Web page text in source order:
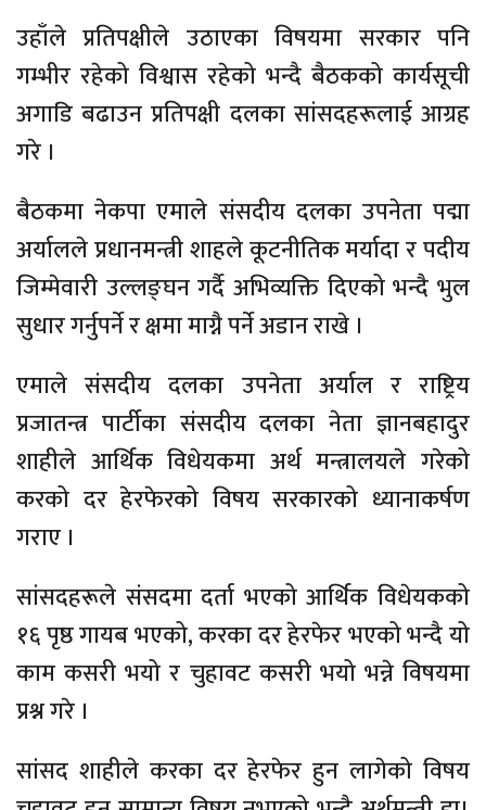
उहाँले प्रतिपक्षीले उठाएका विषयमा सरकार पनि
गम्भीर रहेको विश्वास रहेको भन्दै बैठकको कार्यसूची
अगाडि बढाउन प्रतिपक्षी दलका सांसदहरूलाई आग्रह
गरे ।
बैठकमा नेकपा एमाले संसदीय दलका उपनेता पद्मा
अर्यालले प्रधानमन्त्री शाहले कूटनीतिक मर्यादा र पदीय
जिम्मेवारी उल्लङ्घन गर्दै अभिव्यक्ति दिएको भन्दै भुल
सुधार गर्नुपर्ने र क्षमा माग्नै पर्ने अडान राखे ।
एमाले संसदीय दलका उपनेता अर्याल र राष्ट्रिय
प्रजातन्त्र पार्टीका संसदीय दलका नेता ज्ञानबहादुर
शाहीले आर्थिक विधेयकमा अर्थ मन्त्रालयले गरेको
करको दर हेरफेरको विषय सरकारको ध्यानाकर्षण
गराए ।
सांसदहरूले संसदमा दर्ता भएको आर्थिक विधेयकको
१६ पृष्ठ गायब भएको, करका दर हेरफेर भएको भन्दै यो
काम कसरी भयो र चुहावट कसरी भयो भन्ने विषयमा
प्रश्न गरे ।
सांसद शाहीले करका दर हेरफेर हुन लागेको विषय